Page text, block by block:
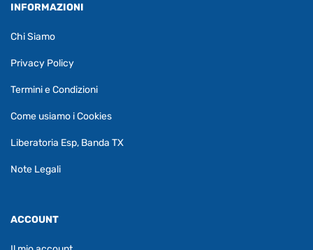
INFORMAZIONI
Chi Siamo
Privacy Policy
Termini e Condizioni
Come usiamo i Cookies
Liberatoria Esp, Banda TX
Note Legali
ACCOUNT